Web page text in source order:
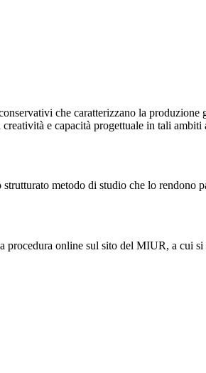
che caratterizzano la produzione
e capacità progettuale in tali ambiti
metodo di studio che lo rendono
online sul sito del MIUR, a cui si